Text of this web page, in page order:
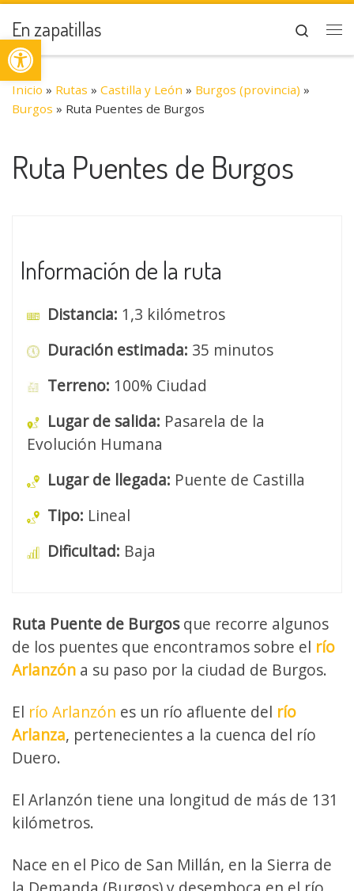
Abrir barra de herramientas
Saltar al contenido
En zapatillas
Search
Inicio » Rutas » Castilla y León » Burgos (provincia) »
Burgos » Ruta Puentes de Burgos
Ruta Puentes de Burgos
Información de la ruta
Distancia: 1,3 kilómetros
Duración estimada: 35 minutos
Terreno: 100% Ciudad
Lugar de salida: Pasarela de la
Evolución Humana
Lugar de llegada: Puente de Castilla
Tipo: Lineal
Dificultad: Baja
Ruta Puente de Burgosque recorre algunos
de los puentes que encontramos sobre el río
Arlanzón a su paso por la ciudad de Burgos.
El río Arlanzón es un río afluente del río
Arlanza, pertenecientes a la cuenca del río
Duero.
El Arlanzón tiene una longitud de más de 131
kilómetros.
Nace en el Pico de San Millán, en la Sierra de